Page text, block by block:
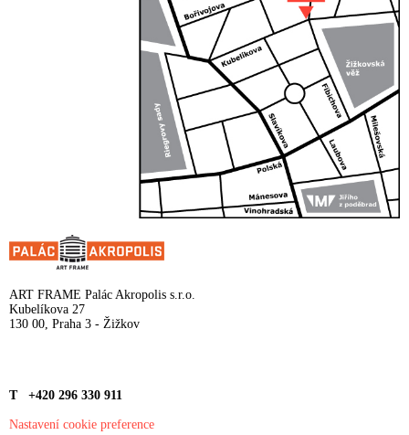
ART FRAME Palác Akropolis s.r.o.
Kubelíkova 27
130 00, Praha 3 - Žižkov
T +420 296 330 911
Nastavení cookie preference